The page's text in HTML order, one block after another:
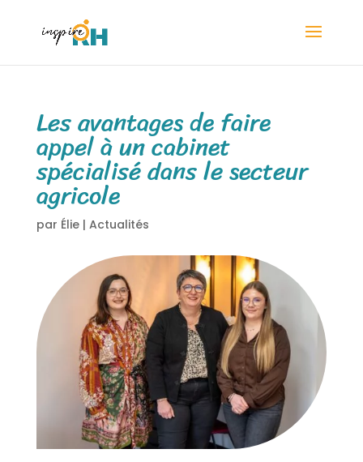
Les avantages de faire
appel à un cabinet
spécialisé dans le secteur
agricole
par Élie| Actualités